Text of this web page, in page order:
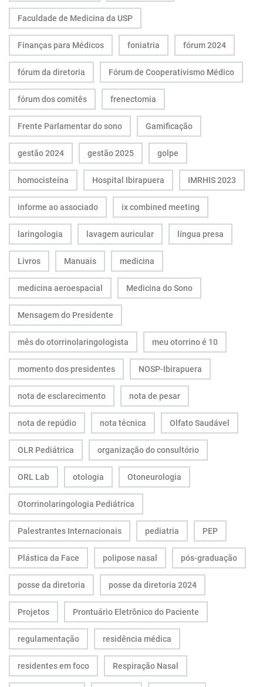
Faculdade de Medicina da USP
Finanças para Médicos foniatria fórum 2024
fórum da diretoria Fórum de Cooperativismo Médico
fórum dos comitês frenectomia
Frente Parlamentar do sono Gamificação
gestão 2024 gestão 2025 golpe
homocisteína Hospital Ibirapuera IMRHIS 2023
informe ao associado ix combined meeting
laringologia lavagem auricular língua presa
Livros Manuais medicina
medicina aeroespacial Medicina do Sono
Mensagem do Presidente
mês do otorrinolaringologista meu otorrino é 10
momento dos presidentes NOSP-Ibirapuera
nota de esclarecimento nota de pesar
nota de repúdio nota técnica Olfato Saudável
OLR Pediátrica organização do consultório
ORL Lab otologia Otoneurologia
Otorrinolaringologia Pediátrica
Palestrantes Internacionais pediatria PEP
Plástica da Face polipose nasal pós-graduação
posse da diretoria posse da diretoria 2024
Projetos Prontuário Eletrônico do Paciente
regulamentação residência médica
residentes em foco Respiração Nasal